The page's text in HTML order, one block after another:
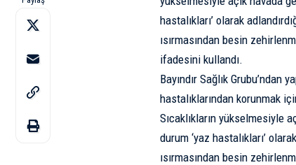
hastalıkları’ olarak
ısırmasından besin
ifadesini kullandı.
Bayındır Sağlık Grubu’ndan
hastalıklarından korunmak
Sıcaklıkların yükselmesiyle
durum ‘yaz hastalıkları’
ısırmasından besin